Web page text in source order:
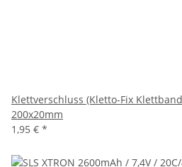
Klettverschluss (Kletto-Fix
200x20mm
1,95 € *